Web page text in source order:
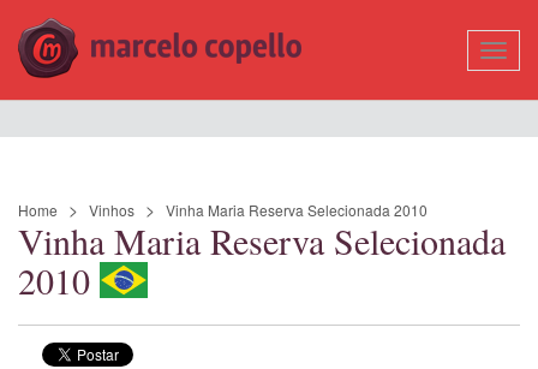
Home Vinhos Vinha Maria Reserva Selecionada 2010
Vinha Maria Reserva Selecionada
2010